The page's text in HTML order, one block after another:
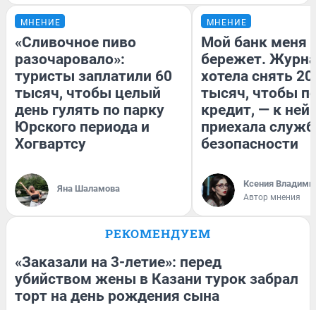
МНЕНИЕ
«Сливочное пиво
разочаровало»:
туристы заплатили 60
тысяч, чтобы целый
день гулять по парку
Юрского периода и
Хогвартсу
Яна Шаламова
МНЕНИЕ
Мой банк меня
бережет.
хотела снять
тысяч, чтобы
кредит, — к
приехала
безопасности
Ксения
Автор мнения
РЕКОМЕНДУЕМ
«Заказали на 3-летие»: перед
убийством жены в Казани турок забрал
торт на день рождения сына